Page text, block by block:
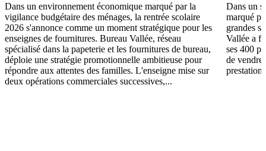
Dans un environnement économique marqué par la
vigilance budgétaire des ménages, la rentrée scolaire
2026 s'annonce comme un moment stratégique pour les
enseignes de fournitures. Bureau Vallée, réseau
spécialisé dans la papeterie et les fournitures de bureau,
déploie une stratégie promotionnelle ambitieuse pour
répondre aux attentes des familles. L'enseigne mise sur
deux opérations commerciales successives,...
Dans un
marqué
grandes
Vallée a
ses 400
de vendre